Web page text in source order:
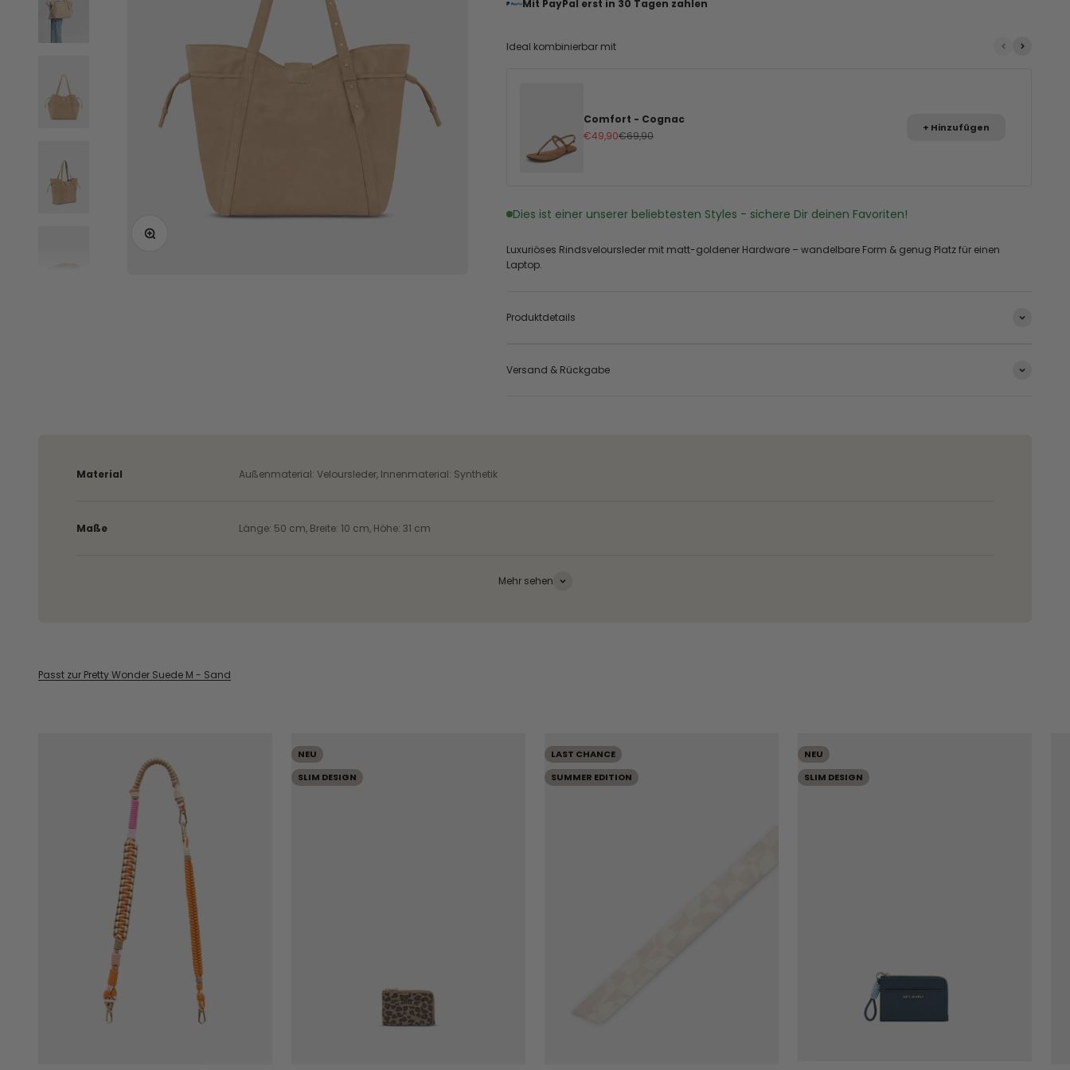
Mit PayPal erst in 30 Tagen zahlen
Ideal kombinierbar mit
Comfort - Cognac
Angebot
€49,90Regulärer Preis
€69,90
+ Hinzufügen
Dies ist einer unserer beliebtesten Styles - sichere Dir deinen Favoriten!
Luxuriöses Rindsveloursleder mit matt-goldener Hardware – wandelbare Form & genug Platz für einen
Laptop.
Produktdetails
Versand & Rückgabe
Material Außenmaterial: Veloursleder, Innenmaterial: Synthetik
Maße Länge: 50 cm, Breite: 10 cm, Höhe: 31 cm
Mehr sehen
Passt zur Pretty Wonder Suede M - Sand
NEU
SLIM DESIGN
LAST CHANCE
SUMMER EDITION
NEU
SLIM DESIGN